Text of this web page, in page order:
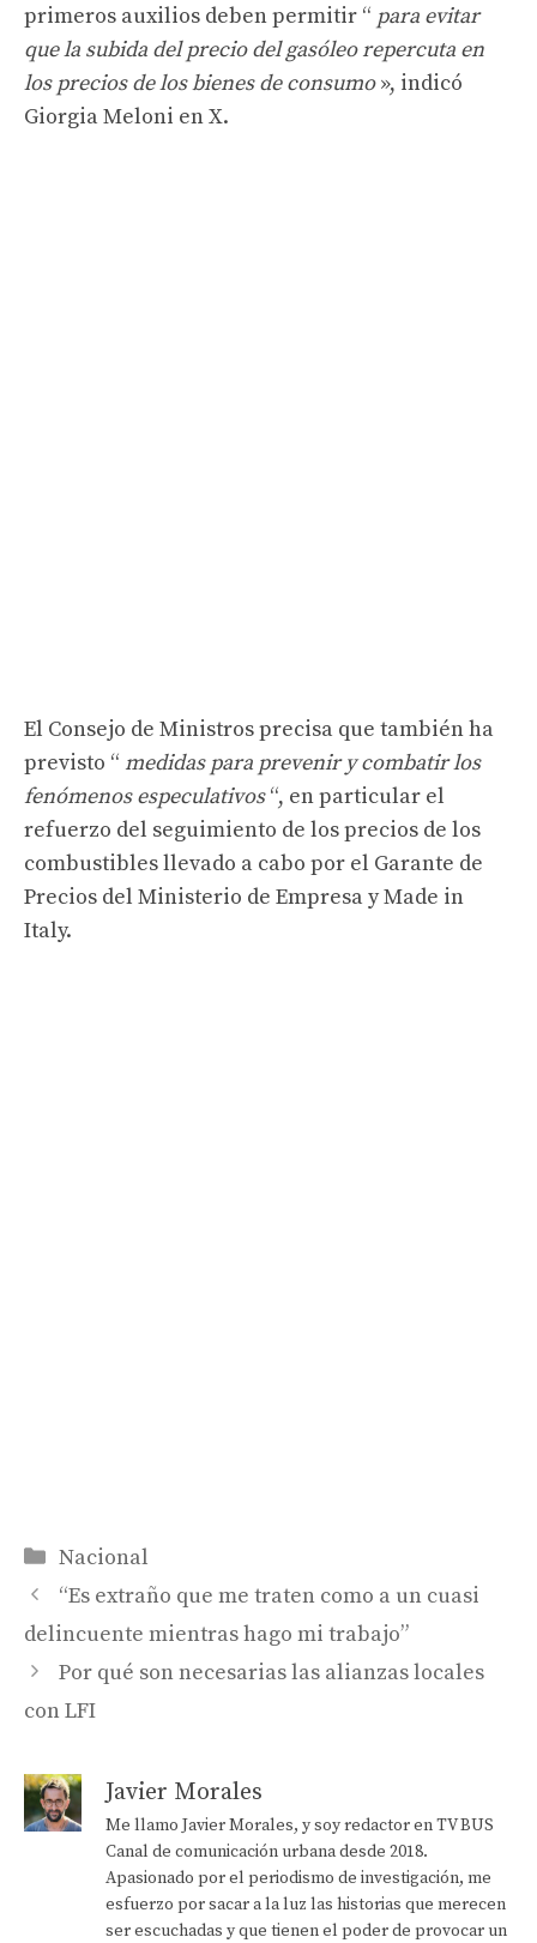
primeros auxilios deben permitir “ para evitar
que la subida del precio del gasóleo repercuta en
los precios de los bienes de consumo», indicó
Giorgia Meloni en X.
El Consejo de Ministros precisa que también ha
previsto “ medidas para prevenir y combatir los
fenómenos especulativos“, en particular el
refuerzo del seguimiento de los precios de los
combustibles llevado a cabo por el Garante de
Precios del Ministerio de Empresa y Made in
Italy.
Categorías
Nacional
“Es extraño que me traten como a un cuasi
delincuente mientras hago mi trabajo”
Por qué son necesarias las alianzas locales
con LFI
Javier Morales
Me llamo Javier Morales, y soy redactor en TV BUS
Canal de comunicación urbana desde 2018.
Apasionado por el periodismo de investigación, me
esfuerzo por sacar a la luz las historias que merecen
ser escuchadas y que tienen el poder de provocar un